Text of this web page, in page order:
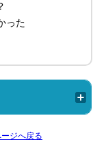
った
ージへ戻る